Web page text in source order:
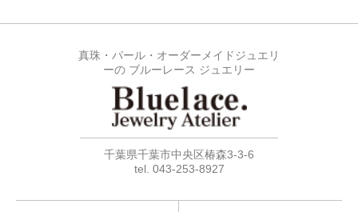
真珠・パール・オーダーメイドジュエリ
ーの ブルーレース ジュエリー
千葉県千葉市中央区椿森3-3-6
tel. 043-253-8927